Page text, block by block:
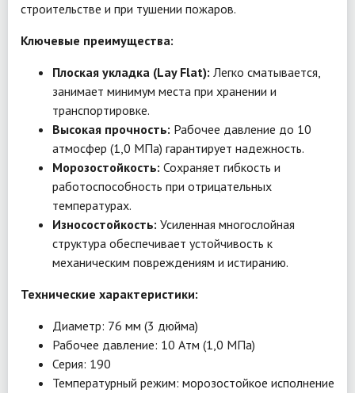
строительстве и при тушении пожаров.
Ключевые преимущества:
Плоская укладка (Lay Flat): Легко сматывается,
занимает минимум места при хранении и
транспортировке.
Высокая прочность: Рабочее давление до 10
атмосфер (1,0 МПа) гарантирует надежность.
Морозостойкость: Сохраняет гибкость и
работоспособность при отрицательных
температурах.
Износостойкость: Усиленная многослойная
структура обеспечивает устойчивость к
механическим повреждениям и истиранию.
Технические характеристики:
Диаметр: 76 мм (3 дюйма)
Рабочее давление: 10 Атм (1,0 МПа)
Серия: 190
Температурный режим: морозостойкое исполнение